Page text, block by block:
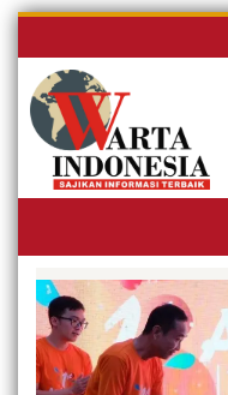
Skip
content